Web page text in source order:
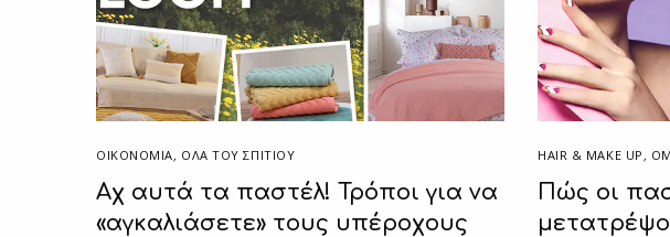
ΟΙΚΟΝΟΜΙΑ, ΌΛΑ ΤΟΥ ΣΠΙΤΙΟΥ
Αχ αυτά τα παστέλ! Τρόποι για να
«αγκαλιάσετε» τους υπέροχους
HAIR & MAKE UP ,
Πώς οι